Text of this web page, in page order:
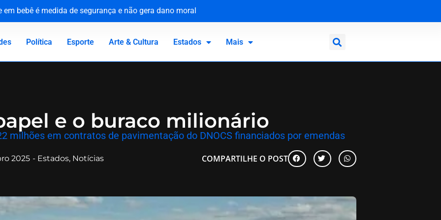
bebê é medida de segurança e não gera dano moral
e reforça compromisso com a defesa da saúde pública
Canadá: a virada de vida de Jacaré
vítimas no 81º aniversário do ataque atômico
Política Esporte Arte & Cultura Estados Mais
e o buraco milionário
milhões em contratos de pavimentação do DNOCS financiados por emendas
2025 - Estados, Notícias COMPARTILHE O POST